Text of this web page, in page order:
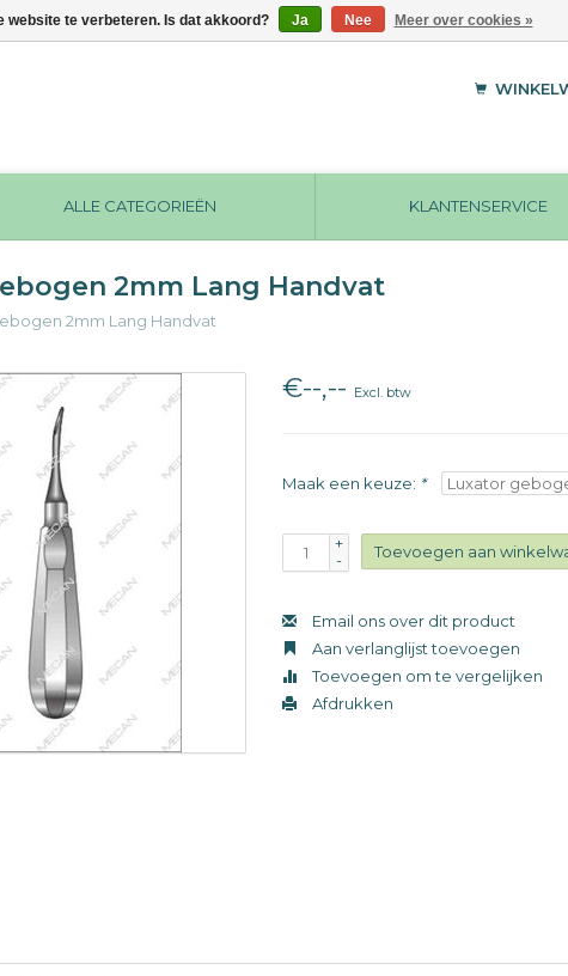
ALLE CATEGORIEËN KLANTENSERVICE
2mm Lang Handvat
2mm Lang Handvat
€--,-- Excl. btw
Maak een keuze: *
+
-
Toevoegen aan
Email ons over dit product
Aan verlanglijst toevoegen
Toevoegen om te vergelijken
Afdrukken
website te verbeteren. Is dat akkoord? Ja Nee Meer over cookies »